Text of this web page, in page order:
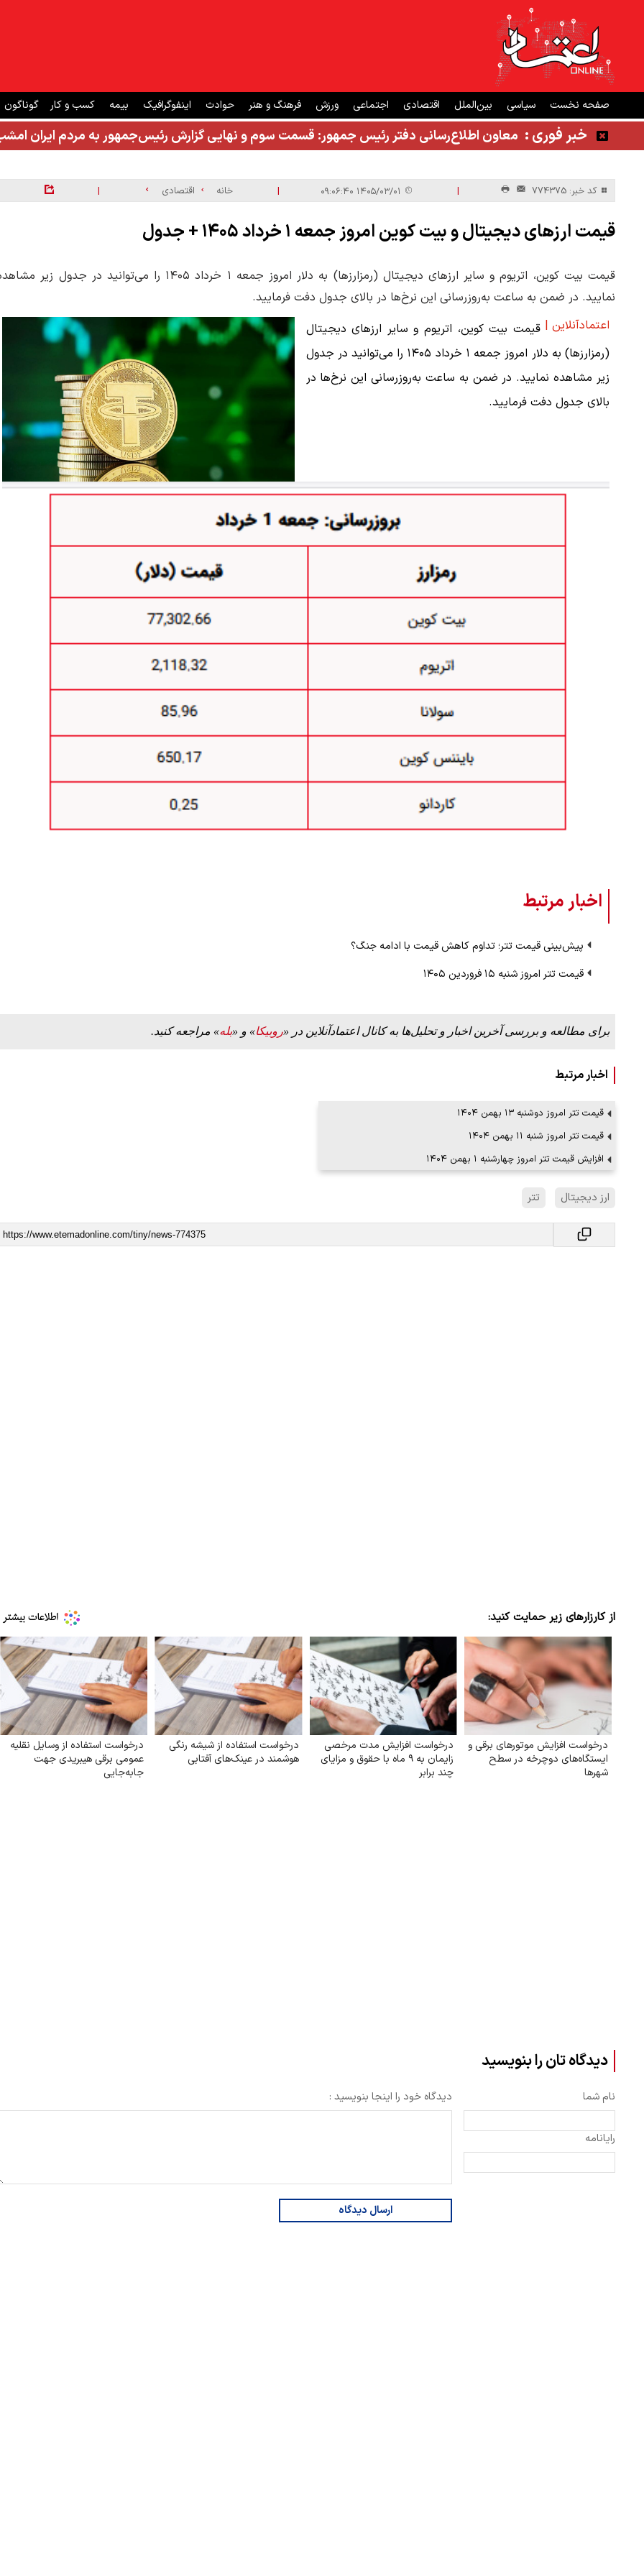
صفحه نخست سیاسی بین‌الملل اقتصادی اجتماعی ورزش فرهنگ و هنر حوادث اینفوگرافیک بیمه کسب و کار گوناگون
خبر فوری : معاون اطلاع‌رسانی دفتر رئیس جمهور: قسمت سوم و نهایی گزارش رئیس‌جمهور به مردم ایران
کد خبر: 774375 |
| خانه اقتصادی |
قیمت ارز‌های دیجیتال و بیت کوین امروز جمعه ۱ خرداد ۱۴۰۵ + جدول
قیمت بیت کوین، اتریوم و سایر ارز‌های دیجیتال (رمزارزها) به دلار امروز جمعه ۱ خرداد ۱۴۰۵ را می‌توانید در جدول زیر
نمایید. در ضمن به ساعت به‌روز‌رسانی این نرخ‌ها در بالای جدول دفت فرمایید.
اعتمادآنلاین | قیمت بیت کوین، اتریوم و سایر ارز‌های دیجیتال
(رمزارزها) به دلار امروز جمعه ۱ خرداد ۱۴۰۵ را می‌توانید در جدول
زیر مشاهده نمایید. در ضمن به ساعت به‌روز‌رسانی این نرخ‌ها در
بالای جدول دفت فرمایید.
اخبار مرتبط
پیش‌بینی قیمت تتر؛ تداوم کاهش قیمت با ادامه جنگ؟
قیمت تتر امروز شنبه ۱۵ فروردین ۱۴۰۵
برای مطالعه و بررسی آخرین اخبار و تحلیل‌ها به کانال اعتمادآنلاین در «روبیکا» و «بله» مراجعه کنید.
اخبار مرتبط
قیمت تتر امروز دوشنبه ۱۳ بهمن ۱۴۰۴
قیمت تتر امروز شنبه ۱۱ بهمن ۱۴۰۴
افزایش قیمت تتر امروز چهارشنبه ۱ بهمن ۱۴۰۴
ارز دیجیتال تتر
از کارزارهای زیر حمایت کنید:
درخواست افزایش موتورهای برقی و
ایستگاه‌های دوچرخه در سطح
شهرها
درخواست افزایش مدت مرخصی
زایمان به ۹ ماه با حقوق و مزایای
چند برابر
درخواست استفاده از شیشه رنگی
هوشمند در عینک‌های آفتابی
درخواست استفاده از وسایل نقلیه
عمومی برقی هیبریدی جهت
جابه‌جایی
دیدگاه تان را بنویسید
نام شما
رایانامه
دیدگاه خود را اینجا بنویسید :
ارسال دیدگاه